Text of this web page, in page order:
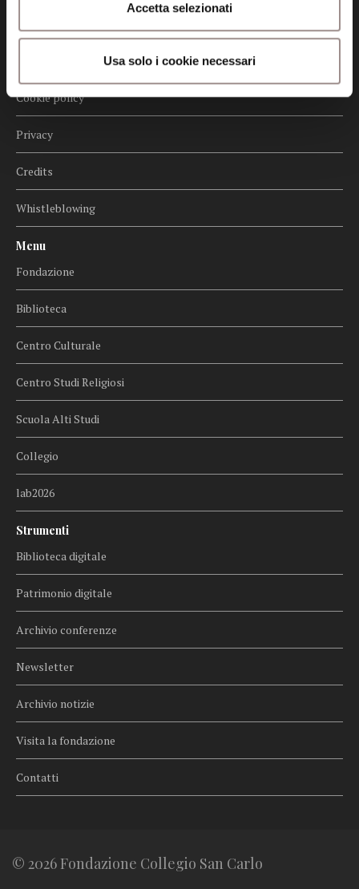
Accetta selezionati
Usa solo i cookie necessari
Cookie policy
Privacy
Credits
Whistleblowing
Menu
Fondazione
Biblioteca
Centro Culturale
Centro Studi Religiosi
Scuola Alti Studi
Collegio
lab2026
Strumenti
Biblioteca digitale
Patrimonio digitale
Archivio conferenze
Newsletter
Archivio notizie
Visita la fondazione
Contatti
© 2026 Fondazione Collegio San Carlo